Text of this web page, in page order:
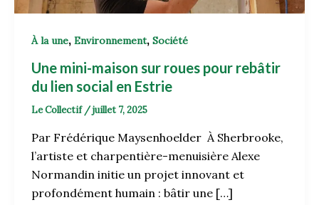
À la une, Environnement, Société
Une mini-maison sur roues pour rebâtir
du lien social en Estrie
Le Collectif /juillet 7, 2025
Par Frédérique Maysenhoelder À Sherbrooke,
l’artiste et charpentière-menuisière Alexe
Normandin initie un projet innovant et
profondément humain : bâtir une […]